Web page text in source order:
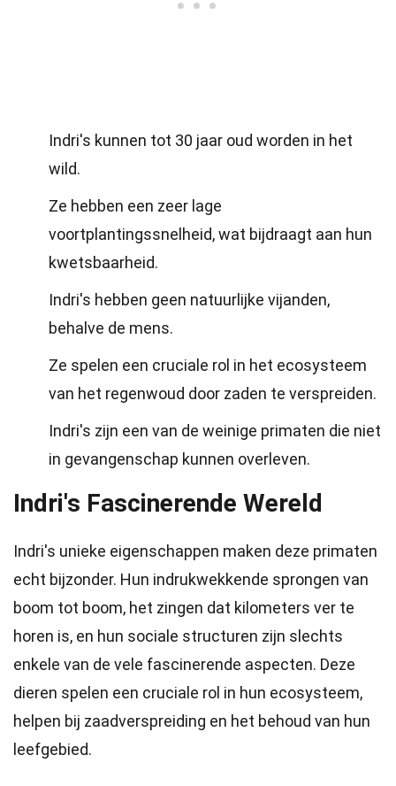
Indri's kunnen tot 30 jaar oud worden in het
wild.
Ze hebben een zeer lage
voortplantingssnelheid, wat bijdraagt aan hun
kwetsbaarheid.
Indri's hebben geen natuurlijke vijanden,
behalve de mens.
Ze spelen een cruciale rol in het ecosysteem
van het regenwoud door zaden te verspreiden.
Indri's zijn een van de weinige primaten die niet
in gevangenschap kunnen overleven.
Indri's Fascinerende Wereld
Indri's unieke eigenschappen maken deze primaten
echt bijzonder. Hun indrukwekkende sprongen van
boom tot boom, het zingen dat kilometers ver te
horen is, en hun sociale structuren zijn slechts
enkele van de vele fascinerende aspecten. Deze
dieren spelen een cruciale rol in hun ecosysteem,
helpen bij zaadverspreiding en het behoud van hun
leefgebied.